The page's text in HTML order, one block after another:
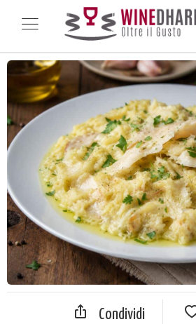
Condividi